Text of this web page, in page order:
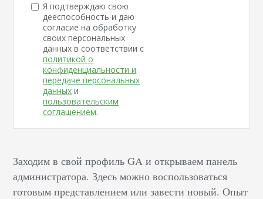
Я подтверждаю свою
дееспособность и даю
согласие на обработку
своих персональных
данных в соответствии с
политикой о
конфиденциальности и
передаче персональных
данных и
пользовательским
соглашением.
Заходим в свой профиль GA и открываем панель
администратора. Здесь можно воспользоваться
готовым представлением или завести новый. Опыт